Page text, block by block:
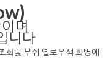
며
니다